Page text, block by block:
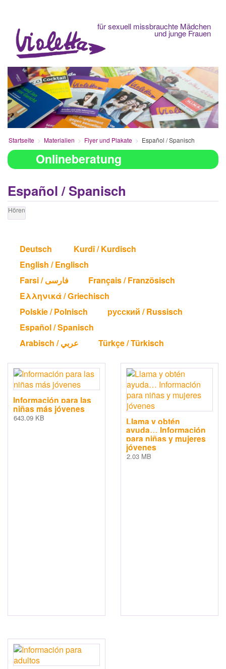
für sexuell missbrauchte Mädchen
und junge Frauen
Startseite Materialien Flyer und Plakate Español / Spanisch
Onlineberatung
Español / Spanisch
Hören
Deutsch
Kurdî / Kurdisch
English / Englisch
Farsi / فارسی
Français / Französisch
Ελληνικά / Griechisch
Polskie / Polnisch
русский / Russisch
Español / Spanisch
Arabisch / عربي
Türkçe / Türkisch
Información para las
niñas más jóvenes
643.09 KB Llama y obtén
ayuda… Información
para niñas y mujeres
jóvenes
2.03 MB